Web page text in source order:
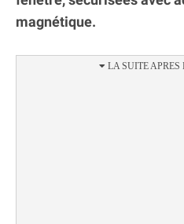
magnétique.